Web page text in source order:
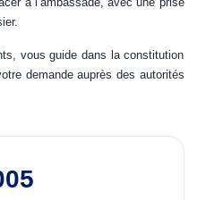
vous guide dans la constitution
demande auprès des autorités